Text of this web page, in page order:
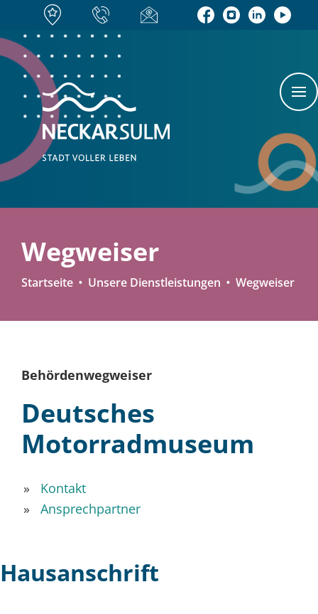
Wegweiser
Startseite Unsere Dienstleistungen Wegweiser
Behördenwegweiser
Deutsches
Motorradmuseum
Kontakt
Ansprechpartner
Hausanschrift